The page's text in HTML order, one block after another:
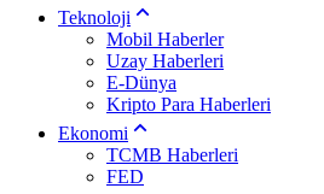
Teknoloji
Mobil Haberler
Uzay Haberleri
E-Dünya
Kripto Para Haberleri
Ekonomi
TCMB Haberleri
FED